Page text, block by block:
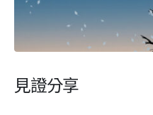
見證分享